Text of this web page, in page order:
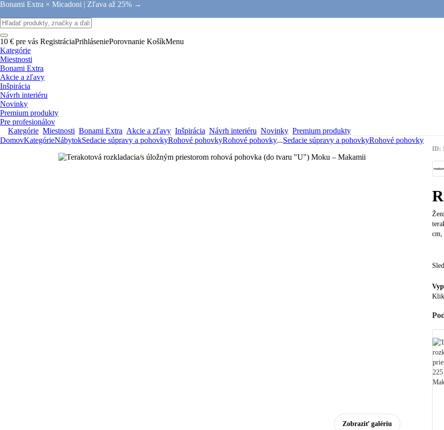
Bonami Extra × Micadoni | Zľava až 25% →
10 € pre vás RegistráciaPrihláseniePorovnanie KošíkMenu
Kategórie
Miestnosti
Bonami Extra
Akcie a zľavy
Inšpirácia
Návrh interiéru
Novinky
Premium produkty
Pre profesionálov
Kategórie Miestnosti Bonami Extra Akcie a zľavy Inšpirácia Návrh interiéru Novinky Premium produkty
DomovKategórieNábytokSedacie súpravy a pohovkyRohové pohovkyRohové pohovky...Sedacie súpravy a pohovkyRohové pohovky
Zobraziť galériu
ID:
cm